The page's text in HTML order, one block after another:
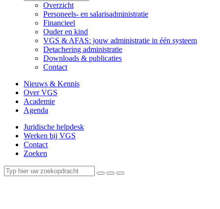
Overzicht
Personeels- en salarisadministratie
Financieel
Ouder en kind
VGS & AFAS: jouw administratie in één systeem
Detachering administratie
Downloads & publicaties
Contact
Nieuws & Kennis
Over VGS
Academie
Agenda
Juridische helpdesk
Werken bij VGS
Contact
Zoeken